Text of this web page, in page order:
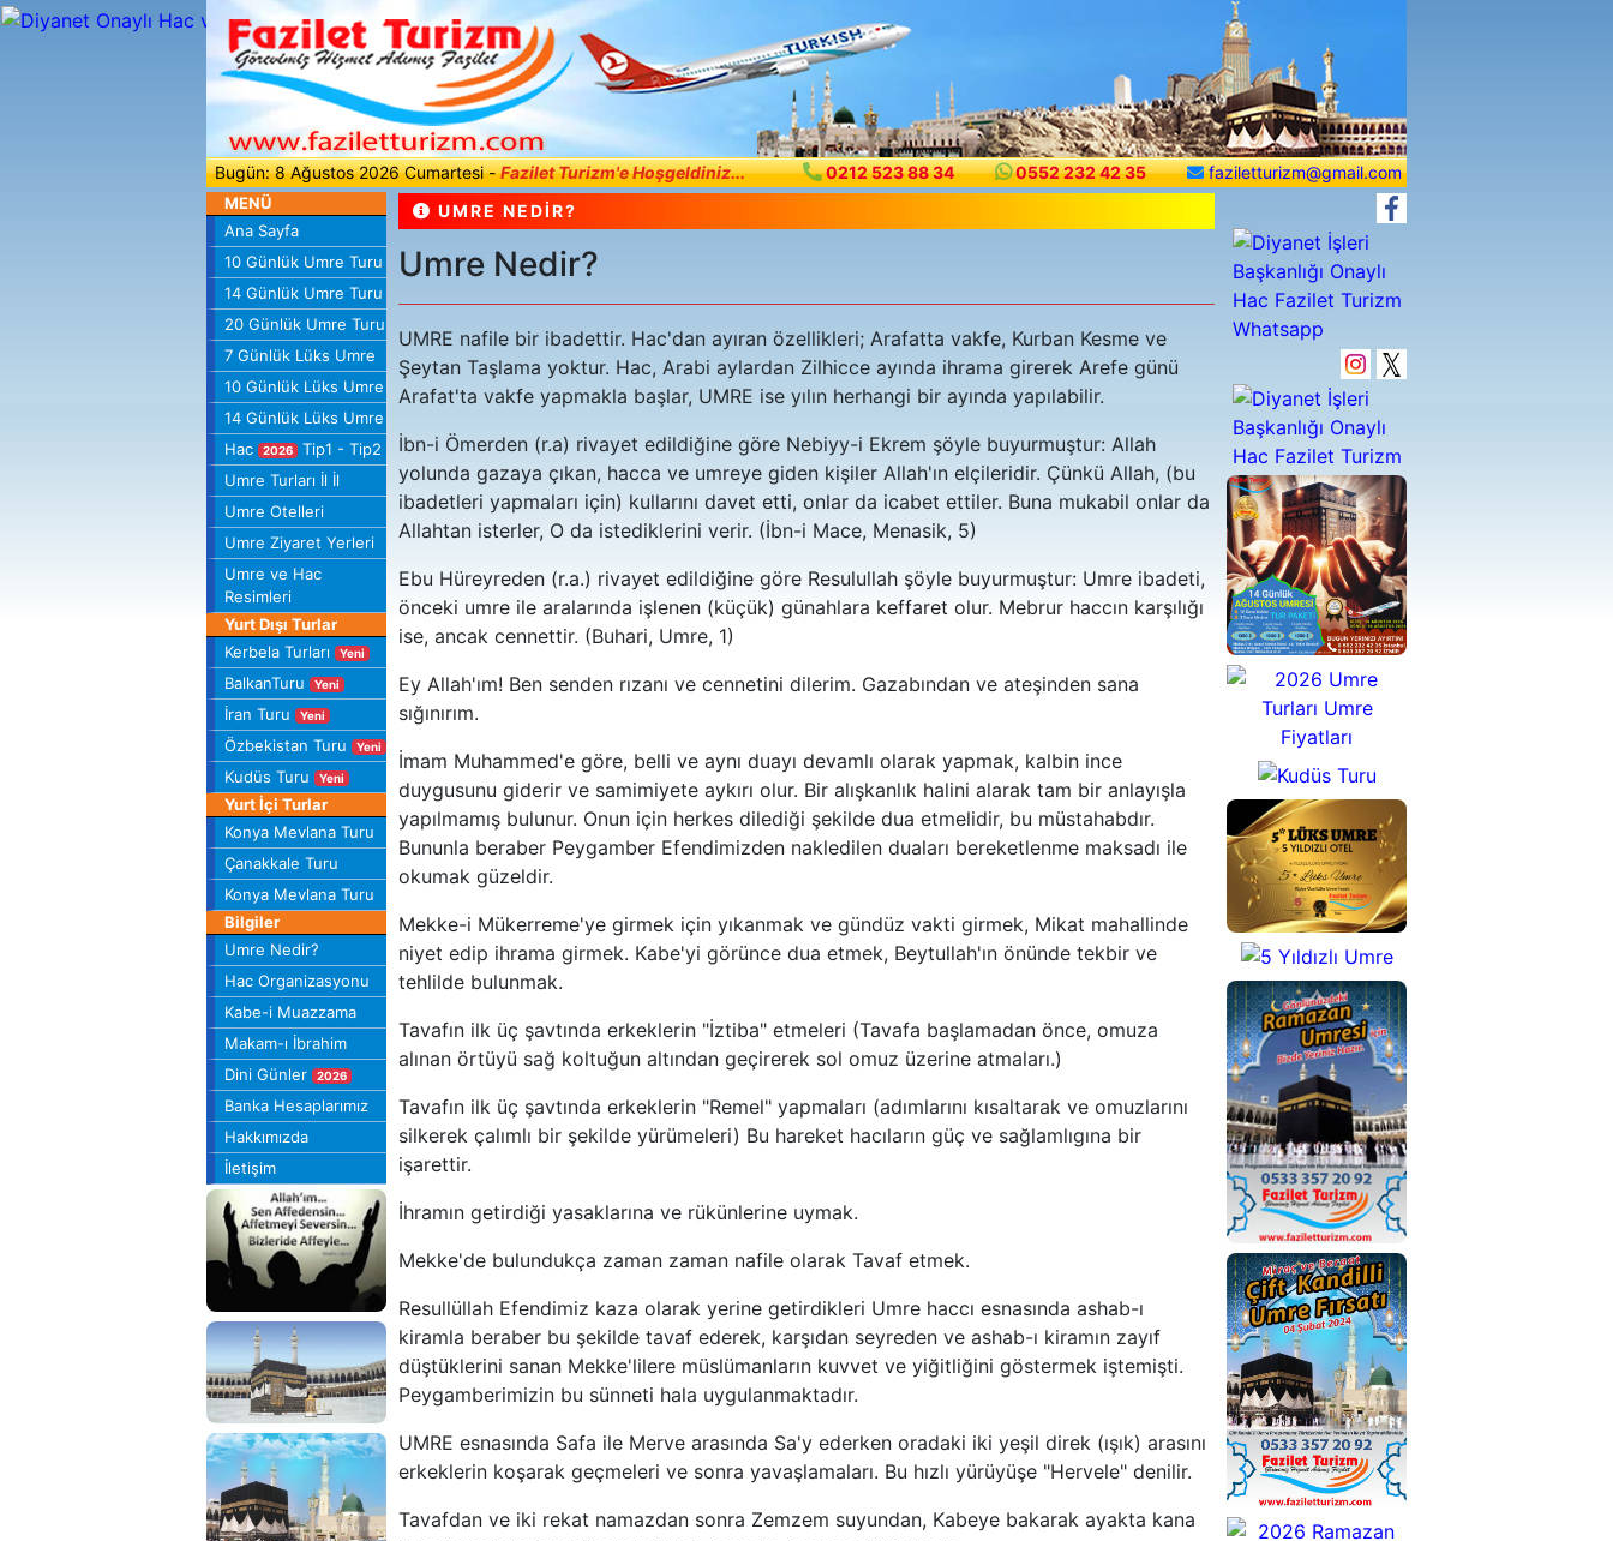
Bugün: 8 Ağustos 2026 Cumartesi -Fazilet Turizm'e Hoşgeldiniz... 0212 523 88 34 0552 232 42 35 faziletturizm@gmail.com
MENÜ
Ana Sayfa
10 Günlük Umre Turu
14 Günlük Umre Turu
20 Günlük Umre Turu
7 Günlük Lüks Umre
10 Günlük Lüks Umre
14 Günlük Lüks Umre
Hac
2026 Tip1 - Tip2
Umre Turları İl İl
Umre Otelleri
Umre Ziyaret Yerleri
Umre ve Hac
Resimleri
Yurt Dışı Turlar
Kerbela Turları
Yeni
BalkanTuru Yeni
İran Turu Yeni
Özbekistan Turu Yeni
Kudüs Turu Yeni
Yurt İçi Turlar
Konya Mevlana Turu
Çanakkale Turu
Konya Mevlana Turu
Bilgiler
Umre Nedir?
Hac Organizasyonu
Kabe-i Muazzama
Makam-ı İbrahim
Dini Günler
2026
Banka Hesaplarımız
Hakkımızda
İletişim
Allahım Affet
10 Günlük
Umre Turu
UMRE NEDİR?
Umre Nedir?
UMRE nafile bir ibadettir. Hac'dan ayıran özellikleri; Arafatta vakfe, Kurban Kesme ve
Şeytan Taşlama yoktur. Hac, Arabi aylardan Zilhicce ayında ihrama girerek Arefe günü
Arafat'ta vakfe yapmakla başlar, UMRE ise yılın herhangi bir ayında yapılabilir.
İbn-i Ömerden (r.a) rivayet edildiğine göre Nebiyy-i Ekrem şöyle buyurmuştur: Allah
yolunda gazaya çıkan, hacca ve umreye giden kişiler Allah'ın elçileridir. Çünkü Allah, (bu
ibadetleri yapmaları için) kullarını davet etti, onlar da icabet ettiler. Buna mukabil onlar da
Allahtan isterler, O da istediklerini verir. (İbn-i Mace, Menasik, 5)
Ebu Hüreyreden (r.a.) rivayet edildiğine göre Resulullah şöyle buyurmuştur: Umre ibadeti,
önceki umre ile aralarında işlenen (küçük) günahlara keffaret olur. Mebrur haccın karşılığı
ise, ancak cennettir. (Buhari, Umre, 1)
Ey Allah'ım! Ben senden rızanı ve cennetini dilerim. Gazabından ve ateşinden sana
sığınırım.
İmam Muhammed'e göre, belli ve aynı duayı devamlı olarak yapmak, kalbin ince
duygusunu giderir ve samimiyete aykırı olur. Bir alışkanlık halini alarak tam bir anlayışla
yapılmamış bulunur. Onun için herkes dilediği şekilde dua etmelidir, bu müstahabdır.
Bununla beraber Peygamber Efendimizden nakledilen duaları bereketlenme maksadı ile
okumak güzeldir.
Mekke-i Mükerreme'ye girmek için yıkanmak ve gündüz vakti girmek, Mikat mahallinde
niyet edip ihrama girmek. Kabe'yi görünce dua etmek, Beytullah'ın önünde tekbir ve
tehlilde bulunmak.
Tavafın ilk üç şavtında erkeklerin "İztiba" etmeleri (Tavafa başlamadan önce, omuza
alınan örtüyü sağ koltuğun altından geçirerek sol omuz üzerine atmaları.)
Tavafın ilk üç şavtında erkeklerin "Remel" yapmaları (adımlarını kısaltarak ve omuzlarını
silkerek çalımlı bir şekilde yürümeleri) Bu hareket hacıların güç ve sağlamlıgına bir
işarettir.
İhramın getirdiği yasaklarına ve rükünlerine uymak.
Mekke'de bulundukça zaman zaman nafile olarak Tavaf etmek.
Resullüllah Efendimiz kaza olarak yerine getirdikleri Umre haccı esnasında ashab-ı
kiramla beraber bu şekilde tavaf ederek, karşıdan seyreden ve ashab-ı kiramın zayıf
düştüklerini sanan Mekke'lilere müslümanların kuvvet ve yiğitliğini göstermek iştemişti.
Peygamberimizin bu sünneti hala uygulanmaktadır.
UMRE esnasında Safa ile Merve arasında Sa'y ederken oradaki iki yeşil direk (ışık) arasını
erkeklerin koşarak geçmeleri ve sonra yavaşlamaları. Bu hızlı yürüyüşe "Hervele" denilir.
Tavafdan ve iki rekat namazdan sonra Zemzem suyundan, Kabeye bakarak ayakta kana
2026
Temmuz Ayı
Umresi 14 Gün
Fiyatları
2026
Temmuz Ayı
Umresi 20 Gün
Fiyatları
Özel
Kudüs
Turu
5 Yıldızlı
Özel Umre
Turu
5 Yıldızlı
Umre
Turu
Fiyatları
2026
Ramazan
Umresi
Turları